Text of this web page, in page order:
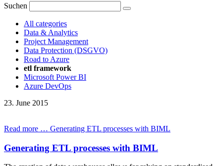
Suchen
All categories
Data & Analytics
Project Management
Data Protection (DSGVO)
Road to Azure
etl framework
Microsoft Power BI
Azure DevOps
23. June 2015
Read more … Generating ETL processes with BIML
Generating ETL processes with BIML